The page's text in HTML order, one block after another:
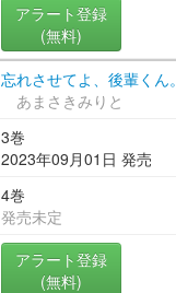
アラート登録
(無料)
忘れさせてよ、後輩くん。
あまさきみりと
3巻
2023年09月01日 発売
4巻
発売未定
アラート登録
(無料)